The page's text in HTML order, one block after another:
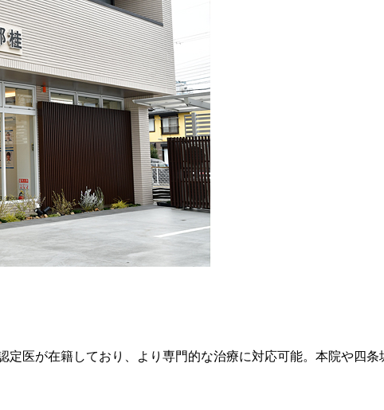
医が在籍しており、より専門的な治療に対応可能。本院や四